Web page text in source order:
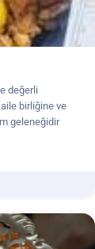
değerli
birliğine ve
geleneğidir